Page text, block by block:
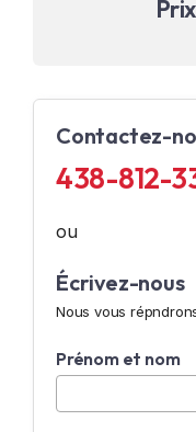
Contactez-
438-812-
ou
Écrivez-nous
Nous vous
Prénom et nom